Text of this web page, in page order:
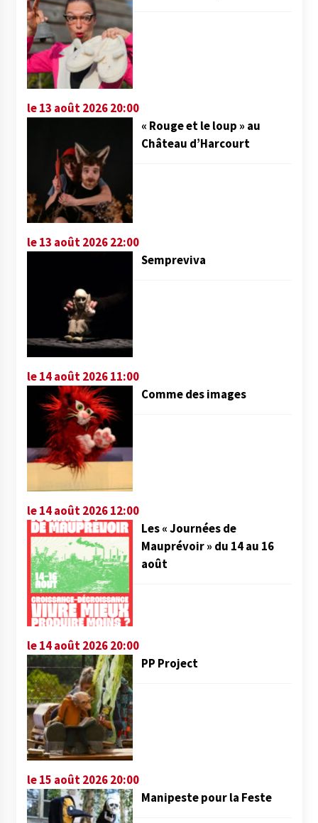
le 13 août 2026 20:00
« Rouge et le loup » au
Château d’Harcourt
le 13 août 2026 22:00
Sempreviva
le 14 août 2026 11:00
Comme des images
le 14 août 2026 12:00
Les « Journées de
Mauprévoir » du 14 au 16
août
le 14 août 2026 20:00
PP Project
le 15 août 2026 20:00
Manipeste pour la Feste